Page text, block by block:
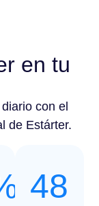
en tu
con el
de Estárter.
48